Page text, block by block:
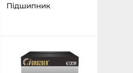
Підшипник